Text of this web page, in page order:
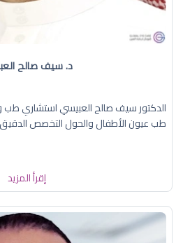
د. سيف صالح
الدكتور سيف صالح العبيسي استشاري
طب عيون الأطفال والحول التخصص
إقرأ المزيد